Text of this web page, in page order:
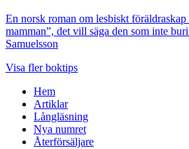
En norsk roman om lesbiskt föräldraskap
mamman”, det vill säga den som inte
Samuelsson
Visa fler boktips
Hem
Artiklar
Långläsning
Nya numret
Återförsäljare